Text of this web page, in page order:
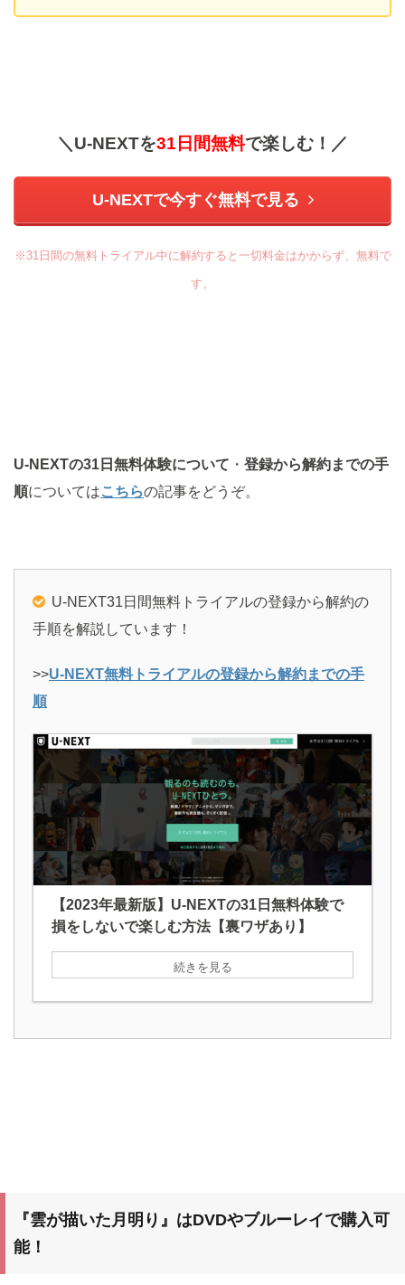
＼U-NEXTを31日間無料で楽しむ！／
U-NEXTで今すぐ無料で見る
※31日間の無料トライアル中に解約すると一切料金はかからず、無料で
す。
U-NEXTの31日無料体験について ・ 登録から解約までの手
順についてはこちらの記事をどうぞ。
U-NEXT31日間無料トライアルの登録から解約の
手順を解説しています！
>>U-NEXT無料トライアルの登録から解約までの手
順
【2023年最新版】U-NEXTの31日無料体験で
損をしないで楽しむ方法【裏ワザあり】
続きを見る
『雲が描いた月明り』 はDVDやブルーレイで購入可
能！